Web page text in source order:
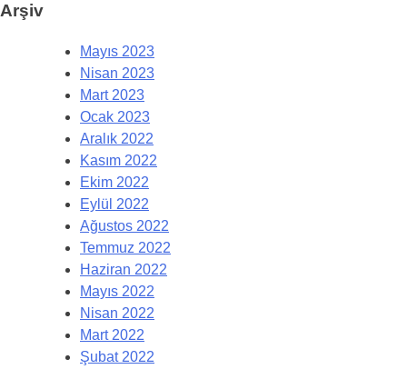
Arşiv
Mayıs 2023
Nisan 2023
Mart 2023
Ocak 2023
Aralık 2022
Kasım 2022
Ekim 2022
Eylül 2022
Ağustos 2022
Temmuz 2022
Haziran 2022
Mayıs 2022
Nisan 2022
Mart 2022
Şubat 2022